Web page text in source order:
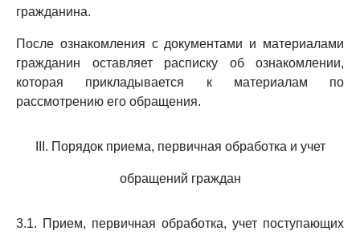
гражданина.
После ознакомления с документами и материалами
гражданин оставляет расписку об ознакомлении,
которая прикладывается к материалам по
рассмотрению его обращения.
III. Порядок приема, первичная обработка и учет
обращений граждан
3.1. Прием, первичная обработка, учет поступающих